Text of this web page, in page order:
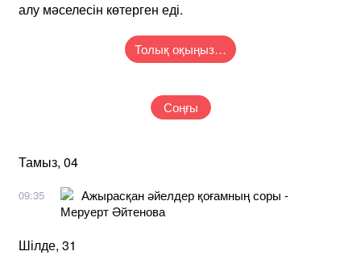
алу мәселесін көтерген еді.
Толық оқыңыз…
Соңғы
Тамыз, 04
09:35
Ажырасқан әйелдер қоғамның соры -
Меруерт Әйтенова
Шілде, 31